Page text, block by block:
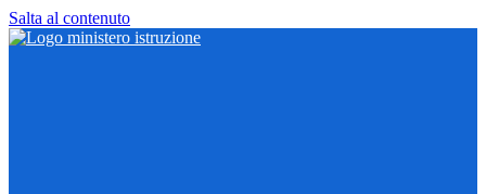
Salta al contenuto